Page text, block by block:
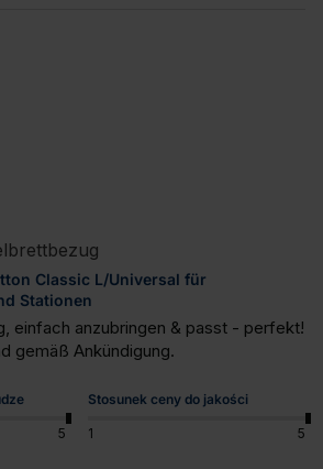
Classic L/Universal für
Stationen
einfach anzubringen & passt - perfekt!
gemäß Ankündigung.
5
Stosunek ceny do jakości
1
5